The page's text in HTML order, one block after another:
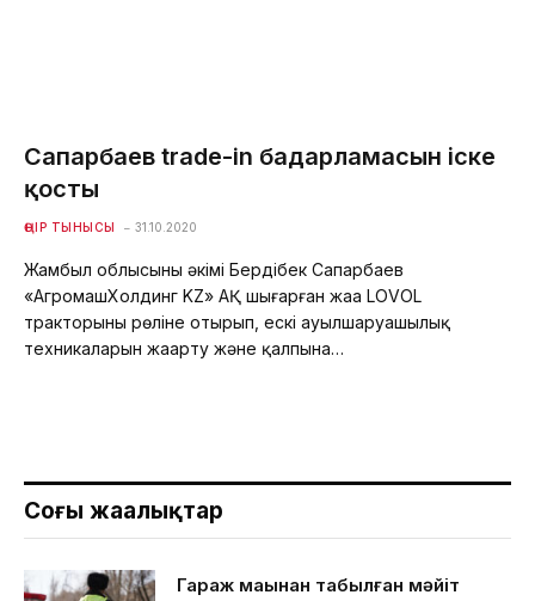
Сапарбаев trade-in бағдарламасын іске
қосты
ӨҢІР ТЫНЫСЫ 31.10.2020
Жамбыл облысының әкімі Бердібек Сапарбаев
«АгромашХолдинг KZ» АҚ шығарған жаңа LOVOL
тракторының рөліне отырып, ескі ауылшаруашылық
техникаларын жаңарту және қалпына…
Соңғы жаңалықтар
Гараж маңынан табылған мәйіт